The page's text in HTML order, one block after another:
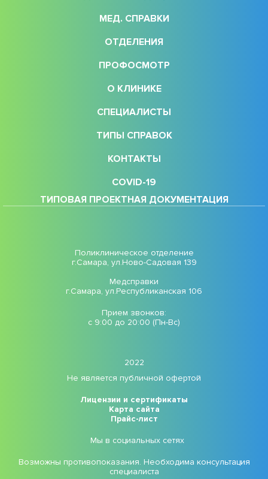
МЕД. СПРАВКИ
ОТДЕЛЕНИЯ
ПРОФОСМОТР
О КЛИНИКЕ
СПЕЦИАЛИСТЫ
ТИПЫ СПРАВОК
КОНТАКТЫ
COVID-19
ТИПОВАЯ ПРОЕКТНАЯ ДОКУМЕНТАЦИЯ
Поликлиническое отделение
г.Самара, ул.Ново-Садовая 139
Медсправки
г.Самара, ул.Республиканская 106
Прием звонков:
с 9:00 до 20:00 (Пн-Вс)
2022
Не является публичной офертой
Лицензии и сертификаты
Карта сайта
Прайс-лист
Мы в социальных сетях
Возможны противопоказания. Необходима консультация
специалиста